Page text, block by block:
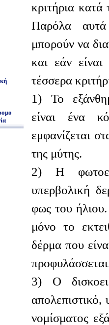
κριτήρια κατά
Παρόλα αυτά
μπορούν να
και εάν
τέσσερα
1) Το
είναι ένα
εμφανίζεται
της μύτης.
2) Η
υπερβολική
φως του
μόνο το
δέρμα που
3) Ο
νομίσματος